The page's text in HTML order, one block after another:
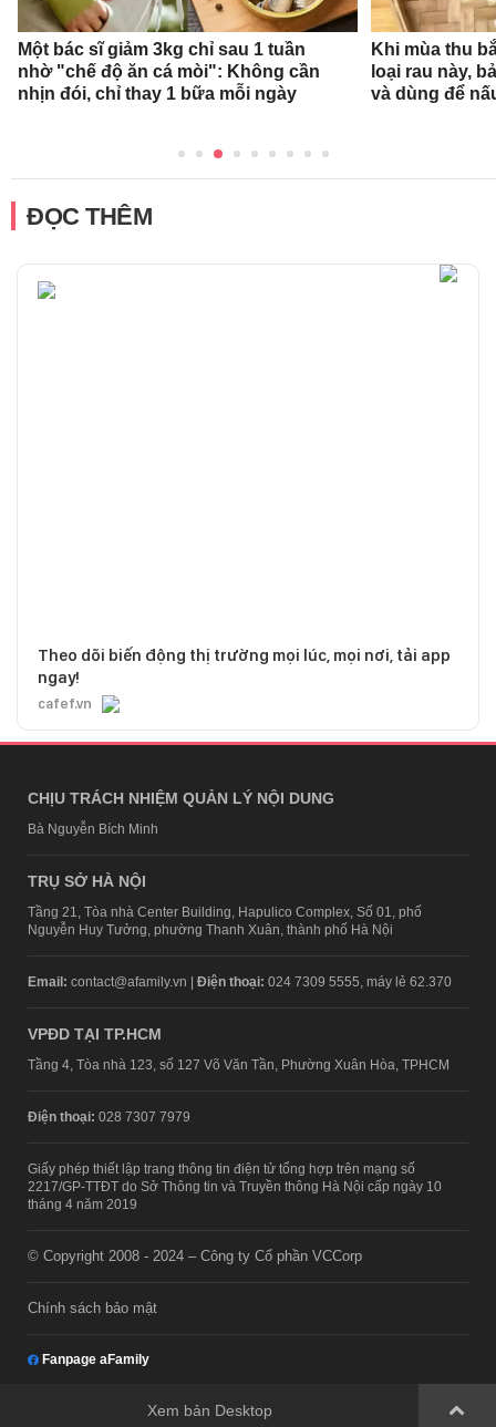
Một bác sĩ giảm 3kg chỉ sau 1 tuần
nhờ "chế độ ăn cá mòi": Không cần
nhịn đói, chỉ thay 1 bữa mỗi ngày
Khi mùa thu
loại rau này,
và dùng để
ĐỌC THÊM
Theo dõi biến động thị trường mọi lúc, mọi nơi, tải app
ngay!
cafef.vn
CHỊU TRÁCH NHIỆM QUẢN LÝ NỘI DUNG
Bà Nguyễn Bích Minh
TRỤ SỞ HÀ NỘI
Tầng 21, Tòa nhà Center Building, Hapulico Complex, Số 01, phố
Nguyễn Huy Tưởng, phường Thanh Xuân, thành phố Hà Nội
Email: contact@afamily.vn | Điện thoại: 024 7309 5555, máy lẻ 62.370
VPĐD TẠI TP.HCM
Tầng 4, Tòa nhà 123, số 127 Võ Văn Tần, Phường Xuân Hòa, TPHCM
Điện thoại: 028 7307 7979
Giấy phép thiết lập trang thông tin điện tử tổng hợp trên mạng số
2217/GP-TTĐT do Sở Thông tin và Truyền thông Hà Nội cấp ngày 10
tháng 4 năm 2019
© Copyright 2008 - 2024 – Công ty Cổ phần VCCorp
Chính sách bảo mật
Fanpage aFamily
Xem bản Desktop